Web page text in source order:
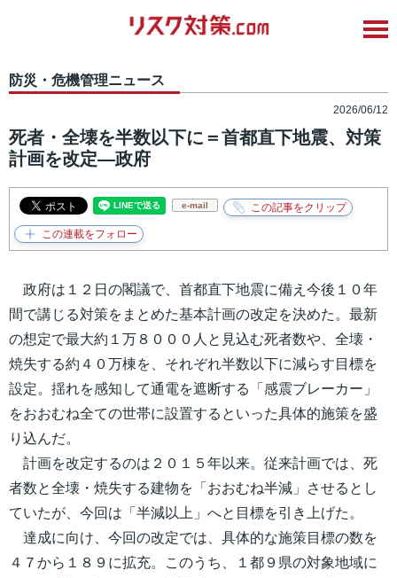
防災・危機管理ニュース
2026/06/12
死者・全壊を半数以下に＝首都直下地震、対策
計画を改定―政府
e-mail
政府は１２日の閣議で、首都直下地震に備え今後１０年
間で講じる対策をまとめた基本計画の改定を決めた。最新
の想定で最大約１万８０００人と見込む死者数や、全壊・
焼失する約４０万棟を、それぞれ半数以下に減らす目標を
設定。揺れを感知して通電を遮断する「感震ブレーカー」
をおおむね全ての世帯に設置するといった具体的施策を盛
り込んだ。
計画を改定するのは２０１５年以来。従来計画では、死
者数と全壊・焼失する建物を「おおむね半減」させるとし
ていたが、今回は「半減以上」へと目標を引き上げた。
達成に向け、今回の改定では、具体的な施策目標の数を
４７から１８９に拡充。このうち、１都９県の対象地域に